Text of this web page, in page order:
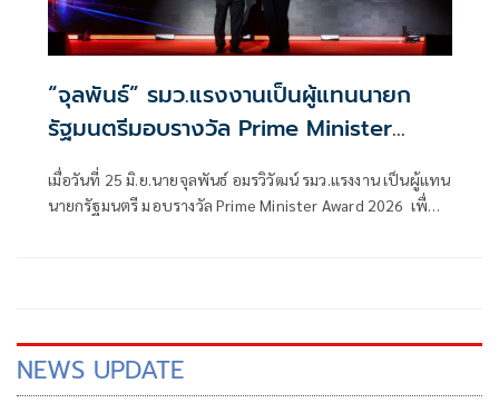
“จุลพันธ์” รมว.แรงงานเป็นผู้แทนนายก
รัฐมนตรีมอบรางวัล Prime Minister
Award 2026 เชิดชูสตาร์ตอัป นวัตกรรม
ยั่งยืน และพันธมิตรระดับโลก
เมื่อวันที่ 25 มิ.ย.นายจุลพันธ์ อมรวิวัฒน์ รมว.แรงงาน เป็นผู้แทน
นายกรัฐมนตรี มอบรางวัล Prime Minister Award 2026 เพื่อ
NEWS UPDATE